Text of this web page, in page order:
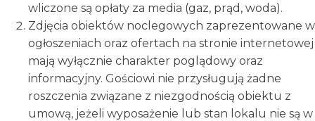
wliczone są opłaty za media (gaz, prąd, woda).
Zdjęcia obiektów noclegowych zaprezentowane w
ogłoszeniach oraz ofertach na stronie internetowej
mają wyłącznie charakter poglądowy oraz
informacyjny. Gościowi nie przysługują żadne
roszczenia związane z niezgodnością obiektu z
umową, jeżeli wyposażenie lub stan lokalu nie są w